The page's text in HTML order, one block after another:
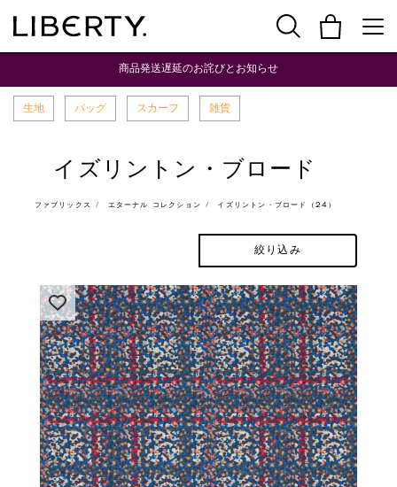
商品発送遅延のお詫びとお知らせ
生地 バッグ スカーフ 雑貨
イズリントン・ブロード
ファブリックス エターナル コレクション イズリントン・ブロード（24）
絞り込み